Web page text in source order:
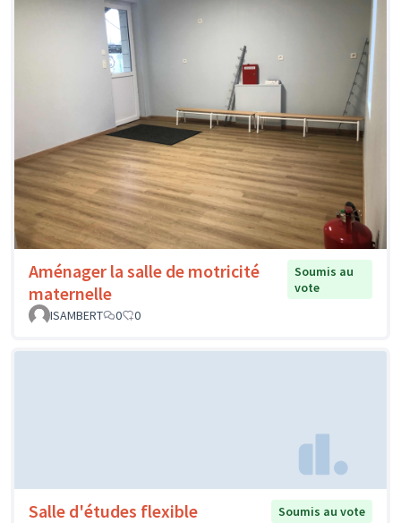
Aménager la salle de motricité
maternelle
Soumis au
vote
ISAMBERT
0 0
Salle d'études flexible
Soumis au vote